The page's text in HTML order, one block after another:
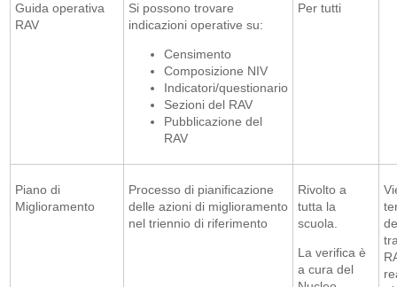
Guida operativa
RAV
Si possono trovare
indicazioni operative su:
Censimento
Composizione NIV
Indicatori/questionario
Sezioni del RAV
Pubblicazione del
RAV
Per tutti
Piano di
Miglioramento
Processo di pianificazione
delle azioni di miglioramento
nel triennio di riferimento
Rivolto a
tutta la
scuola.
La verifica è
a cura del